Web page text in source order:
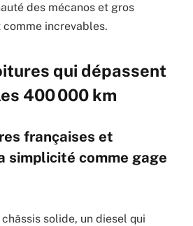
des mécanos et gros
increvables.
qui dépassent
400 000 km
françaises et
simplicité comme gage
châssis solide, un diesel qui